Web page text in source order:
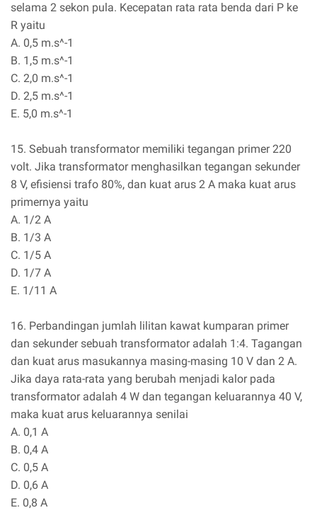
selama 2 sekon pula. Kecepatan rata rata benda dari P ke
R yaitu
A. 0,5 m.s^-1
B. 1,5 m.s^-1
C. 2,0 m.s^-1
D. 2,5 m.s^-1
E. 5,0 m.s^-1
15. Sebuah transformator memiliki tegangan primer 220
volt. Jika transformator menghasilkan tegangan sekunder
8 V, efisiensi trafo 80%, dan kuat arus 2 A maka kuat arus
primernya yaitu
A. 1/2 A
B. 1/3 A
C. 1/5 A
D. 1/7 A
E. 1/11 A
16. Perbandingan jumlah lilitan kawat kumparan primer
dan sekunder sebuah transformator adalah 1:4. Tagangan
dan kuat arus masukannya masing-masing 10 V dan 2 A.
Jika daya rata-rata yang berubah menjadi kalor pada
transformator adalah 4 W dan tegangan keluarannya 40 V,
maka kuat arus keluarannya senilai
A. 0,1 A
B. 0,4 A
C. 0,5 A
D. 0,6 A
E. 0,8 A